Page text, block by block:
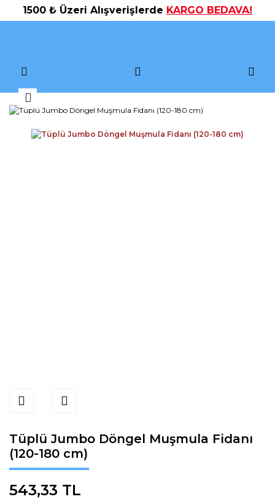
1500 ₺ Üzeri Alışverişlerde KARGO BEDAVA!
Tüplü Jumbo Döngel Muşmula Fidanı
(120-180 cm)
543,33 TL